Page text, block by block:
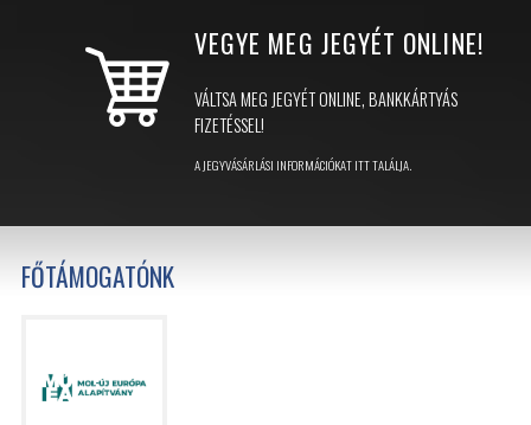
VEGYE MEG JEGYÉT ONLINE!
VÁLTSA MEG JEGYÉT ONLINE, BANKKÁRTYÁS
FIZETÉSSEL!
A JEGYVÁSÁRLÁSI INFORMÁCIÓKAT ITT TALÁLJA.
FŐTÁMOGATÓNK